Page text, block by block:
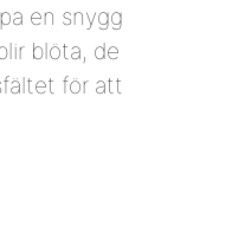
en snygg
blöta, de
för att